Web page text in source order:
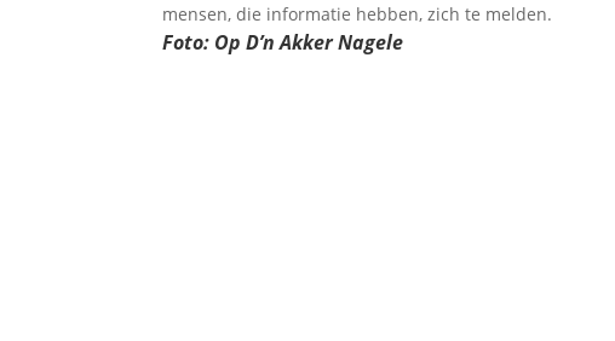
mensen, die informatie hebben, zich te melden.
Foto: Op D’n Akker Nagele